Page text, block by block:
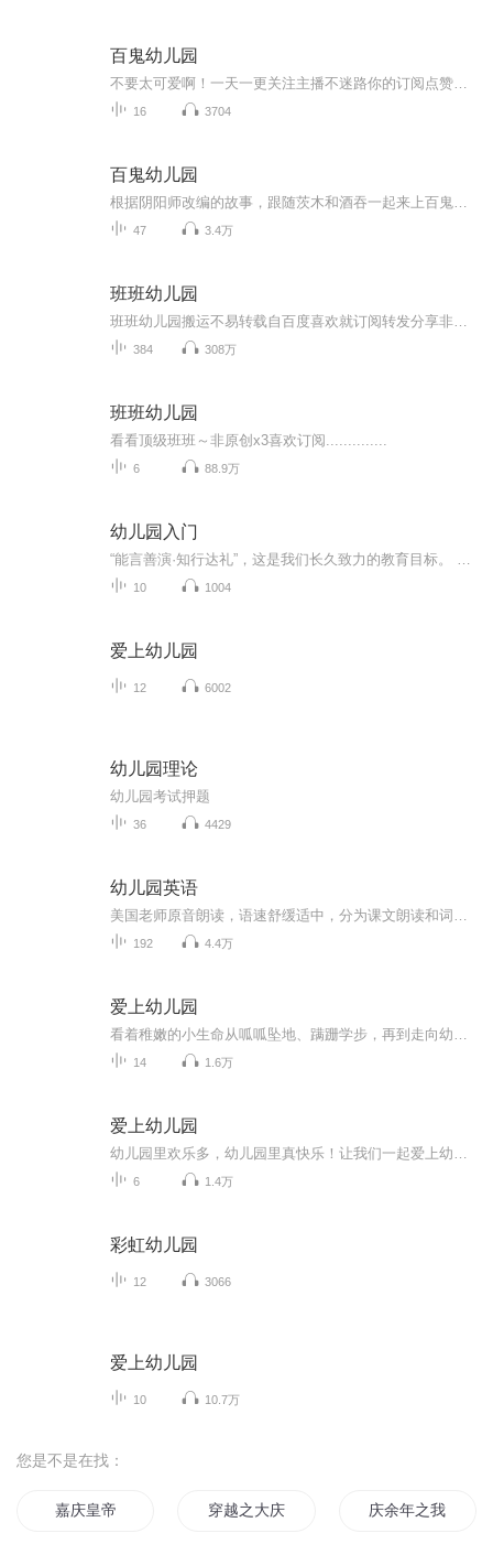
百鬼幼儿园
16 3704
百鬼幼儿园
47 3.4万
班班幼儿园
384 308万
班班幼儿园
看看顶级班班～非原创x3喜欢订阅..............
6 88.9万
幼儿园入门
10 1004
爱上幼儿园
12 6002
幼儿园理论
幼儿园考试押题
36 4429
幼儿园英语
192 4.4万
爱上幼儿园
14 1.6万
爱上幼儿园
6 1.4万
彩虹幼儿园
12 3066
爱上幼儿园
10 10.7万
您是不是在找：
嘉庆皇帝 穿越之大庆帝国 庆余年之我叫王